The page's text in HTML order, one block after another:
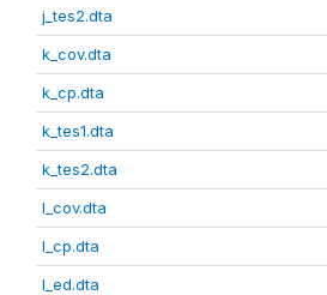
j_tes2.dta
k_cov.dta
k_cp.dta
k_tes1.dta
k_tes2.dta
l_cov.dta
l_cp.dta
l_ed.dta